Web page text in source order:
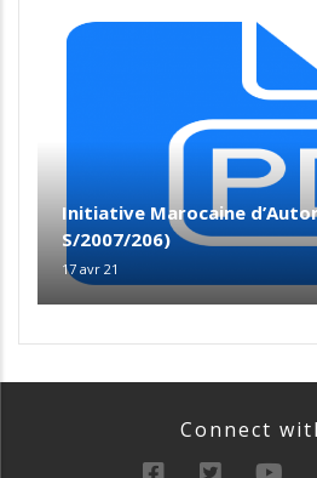
Initiative Marocaine
S/2007/206)
17 avr 21
Connect